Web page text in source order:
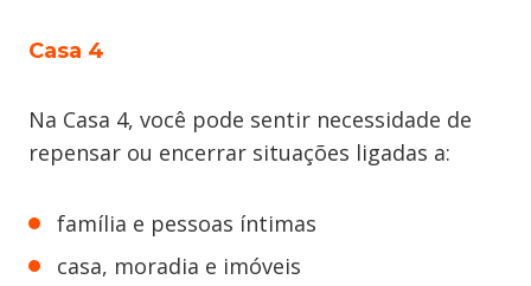
Casa 4
Na Casa 4, você pode sentir necessidade de
repensar ou encerrar situações ligadas a:
família e pessoas íntimas
casa, moradia e imóveis